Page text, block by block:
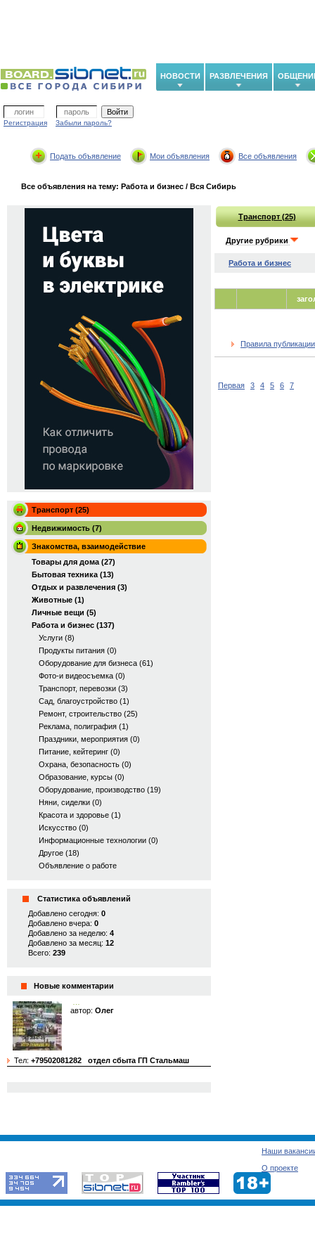
НОВОСТИ РАЗВЛЕЧЕНИЯ
Регистрация Забыли пароль?
Подать объявление Мои объявления Все объявления
Все объявления на тему: Работа и бизнес / Вся Сибирь
Транспорт (25)
Недвижимость (7)
Знакомства, взаимодействие
Товары для дома (27)
Бытовая техника (13)
Отдых и развлечения (3)
Животные (1)
Личные вещи (5)
Работа и бизнес (137)
Услуги (8)
Продукты питания (0)
Оборудование для бизнеса (61)
Фото-и видеосъемка (0)
Транспорт, перевозки (3)
Сад, благоустройство (1)
Ремонт, строительство (25)
Реклама, полиграфия (1)
Праздники, мероприятия (0)
Питание, кейтеринг (0)
Охрана, безопасность (0)
Образование, курсы (0)
Оборудование, производство (19)
Няни, сиделки (0)
Красота и здоровье (1)
Искусство (0)
Информационные технологии (0)
Другое (18)
Объявление о работе
Статистика объявлений
Добавлено сегодня: 0
Добавлено вчера: 0
Добавлено за неделю: 4
Добавлено за месяц: 12
Всего: 239
Новые комментарии
автор: Олег
Тел: +79502081282 отдел сбыта ГП Стальмаш
Транспорт (25)
Другие рубрики
Работа и бизнес
Правила
Первая 3 4 5 6 7
Наши
О проекте